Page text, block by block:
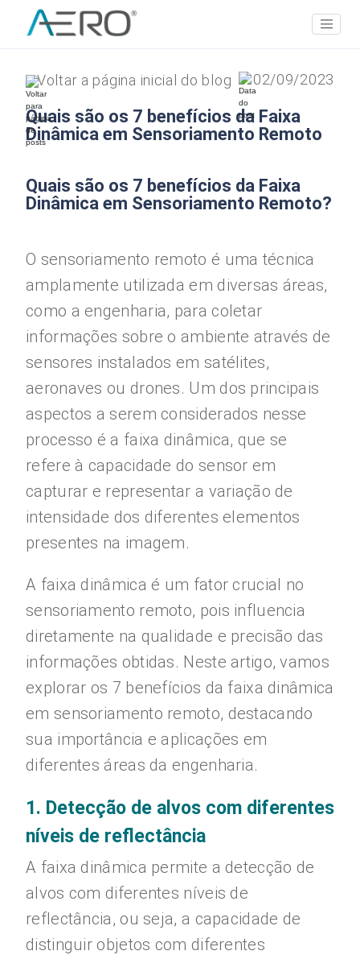
02/09/2023
Voltar a página inicial do blog
Quais são os 7 benefícios da Faixa
Dinâmica em Sensoriamento Remoto
Quais são os 7 benefícios da Faixa
Dinâmica em Sensoriamento Remoto?
O sensoriamento remoto é uma técnica
amplamente utilizada em diversas áreas,
como a engenharia, para coletar
informações sobre o ambiente através de
sensores instalados em satélites,
aeronaves ou drones. Um dos principais
aspectos a serem considerados nesse
processo é a faixa dinâmica, que se
refere à capacidade do sensor em
capturar e representar a variação de
intensidade dos diferentes elementos
presentes na imagem.
A faixa dinâmica é um fator crucial no
sensoriamento remoto, pois influencia
diretamente na qualidade e precisão das
informações obtidas. Neste artigo, vamos
explorar os 7 benefícios da faixa dinâmica
em sensoriamento remoto, destacando
sua importância e aplicações em
diferentes áreas da engenharia.
1. Detecção de alvos com diferentes
níveis de reflectância
A faixa dinâmica permite a detecção de
alvos com diferentes níveis de
reflectância, ou seja, a capacidade de
distinguir objetos com diferentes